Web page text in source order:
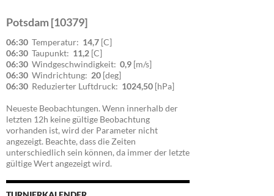
Potsdam [10379]
06:30 Temperatur: 14,7 [C]
06:30 Taupunkt: 11,2 [C]
06:30 Windgeschwindigkeit: 0,9 [m/s]
06:30 Windrichtung: 20 [deg]
06:30 Reduzierter Luftdruck: 1024,50 [hPa]
Neueste Beobachtungen. Wenn innerhalb der
letzten 12h keine gültige Beobachtung
vorhanden ist, wird der Parameter nicht
angezeigt. Beachte, dass die Zeiten
unterschiedlich sein können, da immer der letzte
gültige Wert angezeigt wird.